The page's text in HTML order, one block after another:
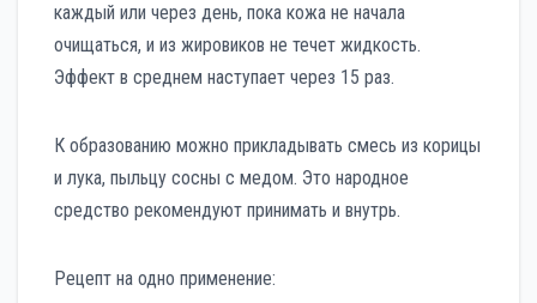
каждый или через день, пока кожа не начала
очищаться, и из жировиков не течет жидкость.
Эффект в среднем наступает через 15 раз.
К образованию можно прикладывать смесь из корицы
и лука, пыльцу сосны с медом. Это народное
средство рекомендуют принимать и внутрь.
Рецепт на одно применение: